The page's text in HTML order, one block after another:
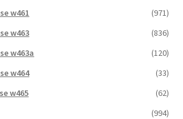
w461
(971)
w463
(836)
w463a
(120)
w464
(33)
w465
(62)
(994)